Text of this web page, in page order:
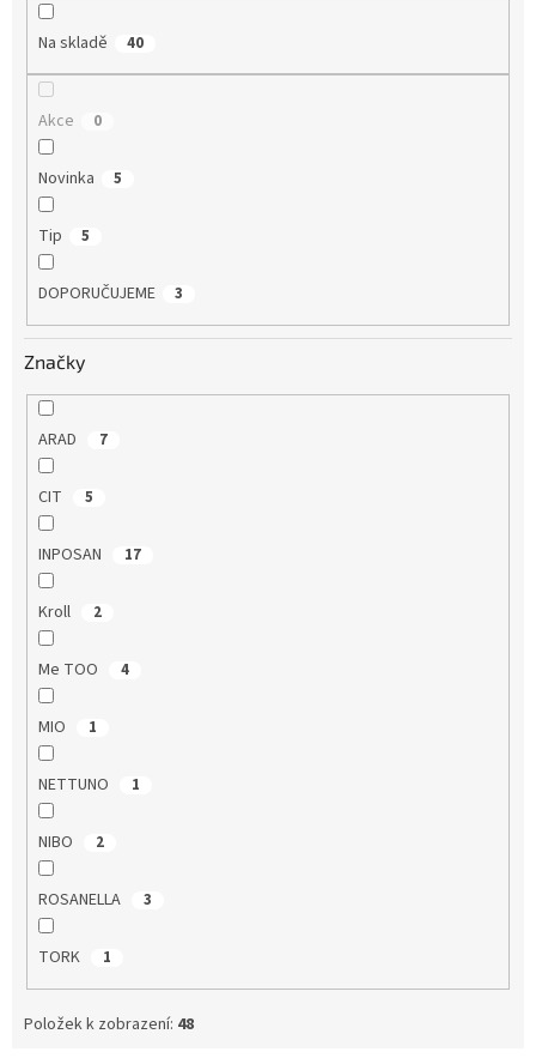
Na skladě 40
Akce 0
Novinka 5
Tip 5
DOPORUČUJEME 3
Značky
ARAD 7
CIT 5
INPOSAN 17
Kroll 2
Me TOO 4
MIO 1
NETTUNO 1
NIBO 2
ROSANELLA 3
TORK 1
Položek k zobrazení: 48